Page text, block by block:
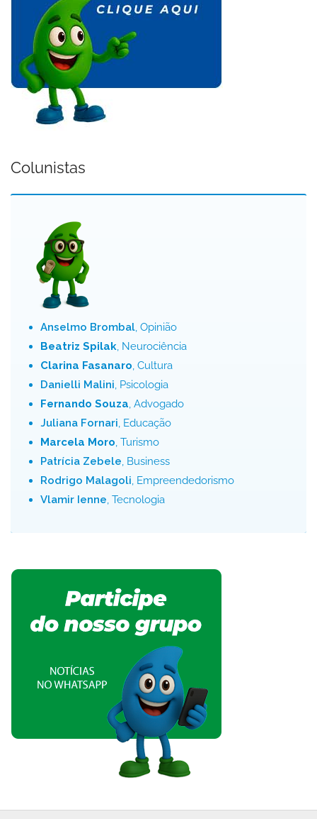
Colunistas
Anselmo Brombal, Opinião
Beatriz Spilak, Neurociência
Clarina Fasanaro, Cultura
Danielli Malini, Psicologia
Fernando Souza, Advogado
Juliana Fornari, Educação
Marcela Moro, Turismo
Patrícia Zebele, Business
Rodrigo Malagoli, Empreendedorismo
Vlamir Ienne, Tecnologia